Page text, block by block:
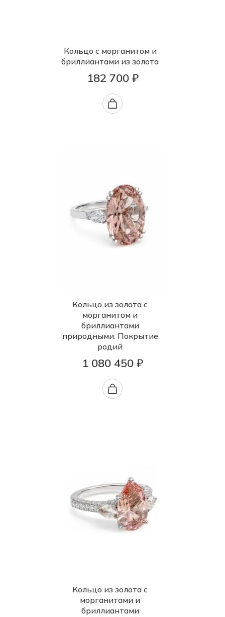
Кольцо с морганитом и
бриллиантами из золота
182 700 ₽
Кольцо из золота с
морганитом и
бриллиантами
природными. Покрытие
родий
1 080 450 ₽
Кольцо из золота с
морганитами и
бриллиантами